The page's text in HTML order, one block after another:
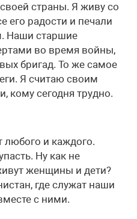
страны. Я живу со
его радости и печали
Наши старшие
во время войны,
бригад. То же самое
Я считаю своим
кому сегодня трудно.
любого и каждого.
Ну как не
женщины и дети?
где служат наши
с ними.